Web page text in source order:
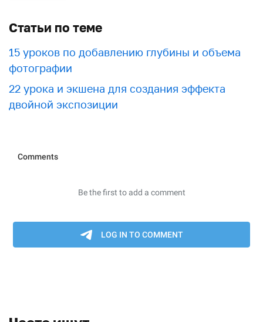
Статьи по теме
15 уроков по добавлению глубины и объема
фотографии
22 урока и экшена для создания эффекта
двойной экспозиции